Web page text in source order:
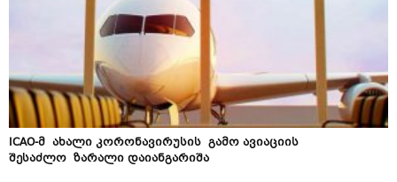
ICAO-მ ახალი კორონავირუსის გამო ავიაციის
შესაძლო ზარალი დაიანგარიშა